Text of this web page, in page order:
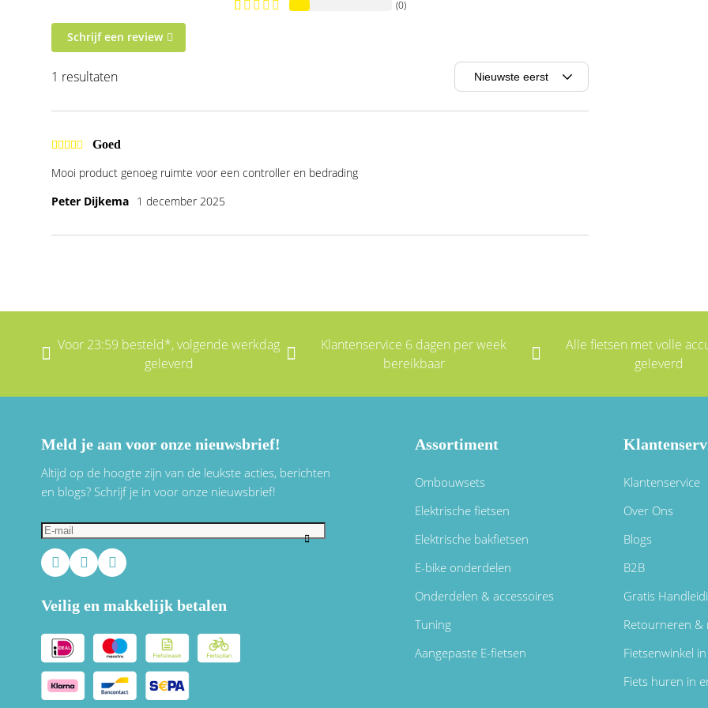
(0)
Schrijf een review
1 resultaten
Goed
Mooi product genoeg ruimte voor een controller en bedrading
Peter Dijkema 1 december 2025
Voor 23:59 besteld*, volgende werkdag
geleverd
Klantenservice 6 dagen per week
bereikbaar
Alle fietsen met volle
geleverd
Meld je aan voor onze nieuwsbrief!
Altijd op de hoogte zijn van de leukste acties, berichten
en blogs? Schrijf je in voor onze nieuwsbrief!
Veilig en makkelijk betalen
Assortiment
Ombouwsets
Elektrische fietsen
Elektrische bakfietsen
E-bike onderdelen
Onderdelen & accessoires
Tuning
Aangepaste E-fietsen
Klantenservice
Over Ons
Blogs
B2B
Gratis
Retourneren &
Fietsenwinkel
Fiets huren in